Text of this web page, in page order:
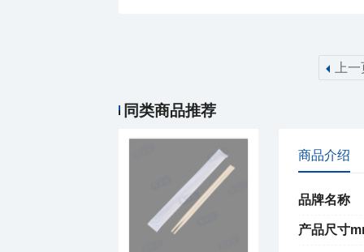
上
同类商品推荐
商品介绍
品牌名称
产品尺寸